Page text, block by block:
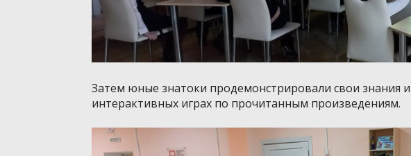
Затем юные знатоки продемонстрировали свои знания и
интерактивных играх по прочитанным произведениям.